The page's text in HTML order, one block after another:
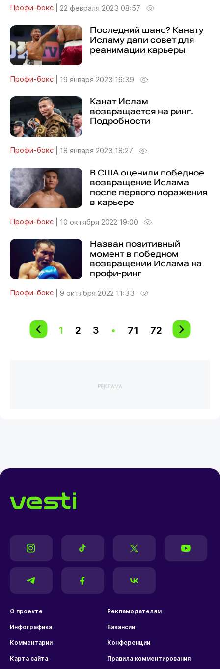
Профи-бокс 22 февраля 2023 08:57
Последний шанс? Канату
Исламу дали совет для
реанимации карьеры
Профи-бокс 19 января 2023 16:39
Канат Ислам
возвращается на ринг.
Подробности
Профи-бокс 18 января 2023 18:27
В США оценили победное
возвращение Ислама
после первого поражения
в карьере
Профи-бокс 10 октября 2022 19:00
Назван позитивный
момент в победном
возвращении Ислама на
профи-ринг
Профи-бокс 9 октября 2022 11:33
1 2 3 • 71 72
РЕКЛАМА
О проекте Рекламодателям
Инфографика Вакансии
Комментарии Конференции
Карта сайта Правила комментирования